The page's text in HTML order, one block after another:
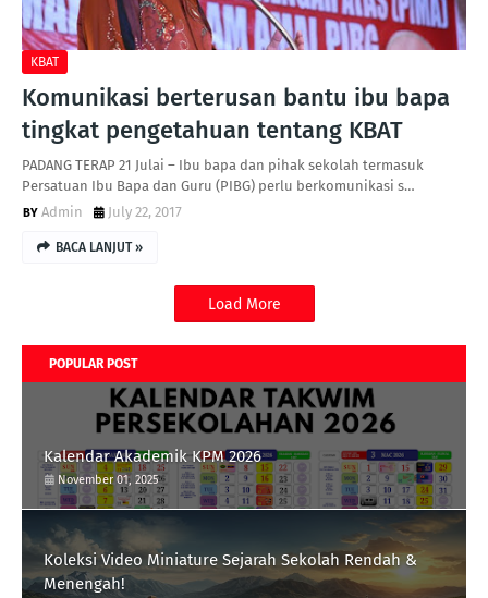
KBAT
Komunikasi berterusan bantu ibu bapa
tingkat pengetahuan tentang KBAT
PADANG TERAP 21 Julai – Ibu bapa dan pihak sekolah termasuk
Persatuan Ibu Bapa dan Guru (PIBG) perlu berkomunikasi s…
Admin
July 22, 2017
BACA LANJUT »
Load More
POPULAR POST
Kalendar Akademik KPM 2026
November 01, 2025
Koleksi Video Miniature Sejarah Sekolah Rendah &
Menengah!